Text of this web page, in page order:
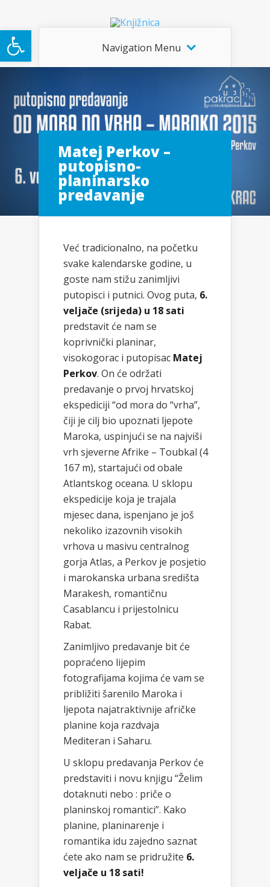
Open toolbar Navigation Menu
Matej Perkov –
putopisno-
planinarsko
predavanje
Već tradicionalno, na početku
svake kalendarske godine, u
goste nam stižu zanimljivi
putopisci i putnici. Ovog puta, 6.
veljače (srijeda) u 18 sati
predstavit će nam se
koprivnički planinar,
visokogorac i putopisac Matej
Perkov. On će održati
predavanje o prvoj hrvatskoj
ekspediciji “od mora do “vrha”,
čiji je cilj bio upoznati ljepote
Maroka, uspinjući se na najviši
vrh sjeverne Afrike – Toubkal (4
167 m), startajući od obale
Atlantskog oceana. U sklopu
ekspedicije koja je trajala
mjesec dana, ispenjano je još
nekoliko izazovnih visokih
vrhova u masivu centralnog
gorja Atlas, a Perkov je posjetio
i marokanska urbana središta
Marakesh, romantičnu
Casablancu i prijestolnicu
Rabat.
Zanimljivo predavanje bit će
popraćeno lijepim
fotografijama kojima će vam se
približiti šarenilo Maroka i
ljepota najatraktivnije afričke
planine koja razdvaja
Mediteran i Saharu.
U sklopu predavanja Perkov će
predstaviti i novu knjigu “Želim
dotaknuti nebo : priče o
planinskoj romantici”. Kako
planine, planinarenje i
romantika idu zajedno saznat
ćete ako nam se pridružite 6.
veljače u 18 sati!